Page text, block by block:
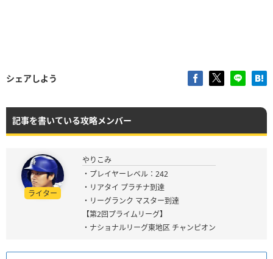
シェアしよう
記事を書いている攻略メンバー
ライター
やりこみ
・プレイヤーレベル：242
・リアタイ プラチナ到達
・リーグランク マスター到達
【第2回プライムリーグ】
・ナショナルリーグ東地区 チャンピオン